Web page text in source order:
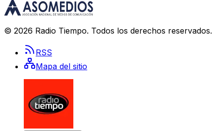
© 2026 Radio Tiempo. Todos los derechos reservados.
RSS
Mapa del sitio